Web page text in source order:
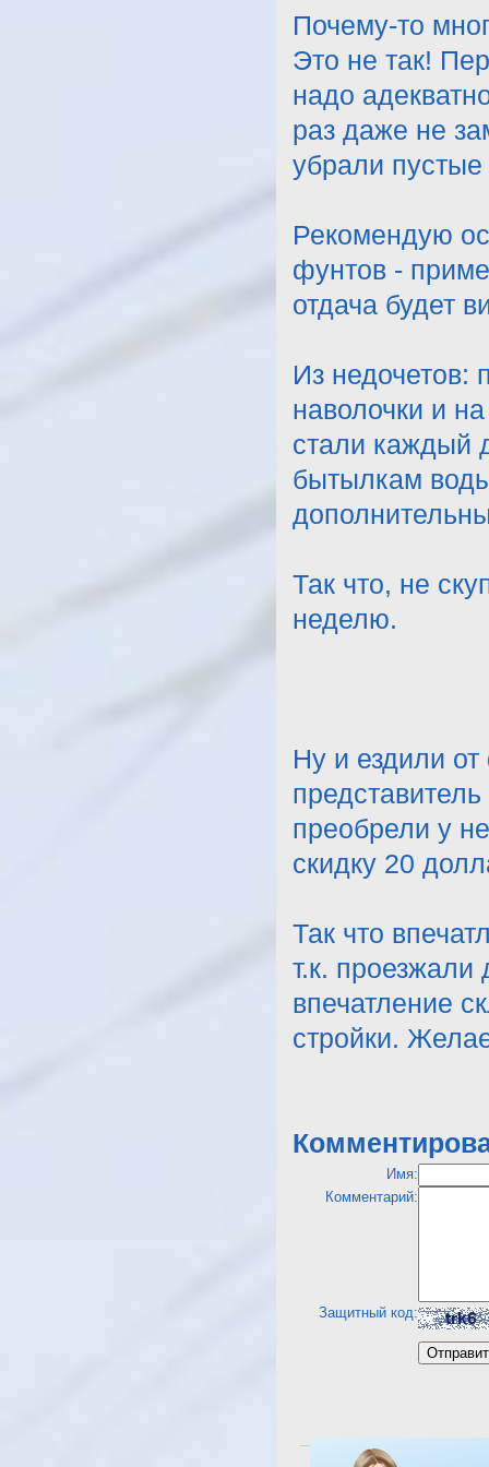
Почему-то
Это не так!
надо
раз даже не
убрали
Рекомендую
фунтов -
отдача будет
Из недочетов:
наволочки и
стали каждый
бытылкам
Так что, не
неделю.
Ну и ездили
преобрели у
скидку 20
Так что
т.к. проезжали
впечатление
стройки.
Имя:
Комментарий:
Защитный код: